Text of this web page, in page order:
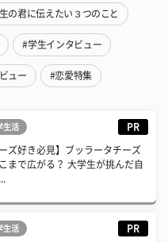
の君に伝えたい３つのこと
#学生インタビュー
ュー #恋愛特集
生活 PR
ーズ好き必見】ブッラータチーズ
まで広がる？ 大学生が挑んだ自
生活 PR